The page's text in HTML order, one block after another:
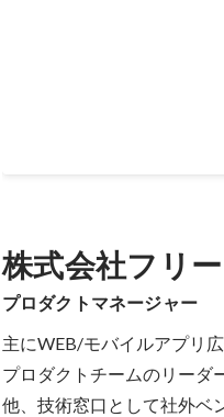
株式会社フリ
プロダクトマネージャー
主にWEB/モバイルアプリ
プロダクトチームのリーダ
他、技術窓口として社外ベ